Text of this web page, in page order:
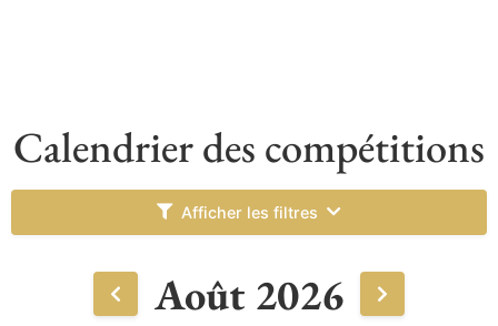
Calendrier des compétitions
Afficher les filtres
Août 2026